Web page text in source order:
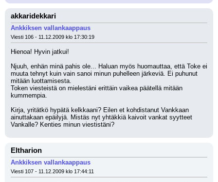
akkaridekkari
Ankkiksen vallankaappaus
Viesti 106 - 11.12.2009 klo 17:30:19
Hienoa! Hyvin jatkui!
Njuuh, enhän minä pahis ole... Haluan myös huomauttaa, että Toke ei
muuta tehnyt kuin vain sanoi minun puhelleen järkeviä. Ei puhunut
mitään luottamisesta.
Token viesteistä on mielestäni erittäin vaikea päätellä mitään
kummempia.
Kirja, yritätkö hypätä kelkkaani? Eilen et kohdistanut Vankkaan
ainuttakaan epäilyjä. Mistäs nyt yhtäkkiä kaivoit vankat syytteet
Vankalle? Kenties minun viestistäni?
Eltharion
Ankkiksen vallankaappaus
Viesti 107 - 11.12.2009 klo 17:44:11